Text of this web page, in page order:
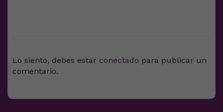
Lo siento, debes estar conectado para publicar un
comentario.